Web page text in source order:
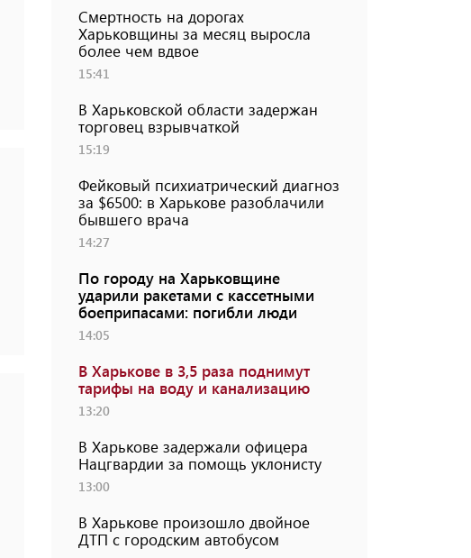
Смертность на дорогах
Харьковщины за месяц выросла
более чем вдвое
15:41
В Харьковской области задержан
торговец взрывчаткой
15:19
Фейковый психиатрический диагноз
за $6500: в Харькове разоблачили
бывшего врача
14:27
По городу на Харьковщине
ударили ракетами с кассетными
боеприпасами: погибли люди
14:05
В Харькове в 3,5 раза поднимут
тарифы на воду и канализацию
13:20
В Харькове задержали офицера
Нацгвардии за помощь уклонисту
13:00
В Харькове произошло двойное
ДТП с городским автобусом